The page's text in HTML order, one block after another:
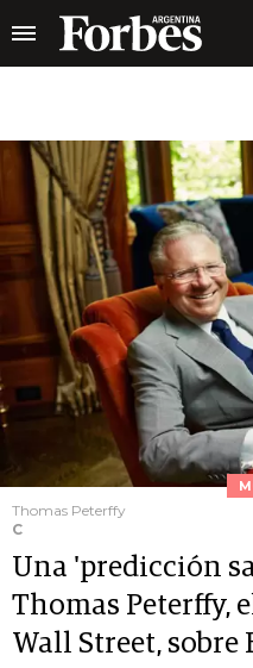
Thomas Peterffy
C
Una 'predicción
Thomas
Wall Street,